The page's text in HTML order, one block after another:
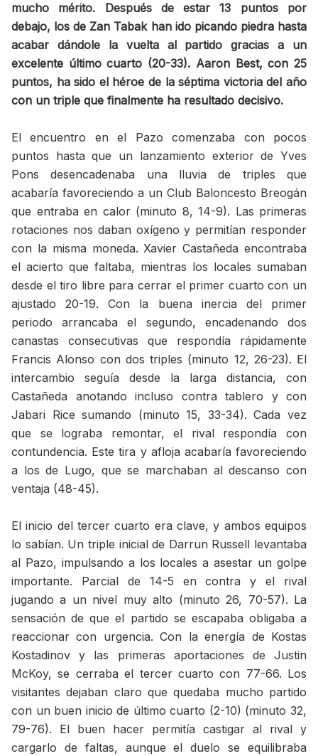
mucho mérito. Después de estar 13 puntos por
debajo, los de Zan Tabak han ido picando piedra hasta
acabar dándole la vuelta al partido gracias a un
excelente último cuarto (20-33). Aaron Best, con 25
puntos, ha sido el héroe de la séptima victoria del año
con un triple que finalmente ha resultado decisivo.
El encuentro en el Pazo comenzaba con pocos
puntos hasta que un lanzamiento exterior de Yves
Pons desencadenaba una lluvia de triples que
acabaría favoreciendo a un Club Baloncesto Breogán
que entraba en calor (minuto 8, 14-9). Las primeras
rotaciones nos daban oxígeno y permitían responder
con la misma moneda. Xavier Castañeda encontraba
el acierto que faltaba, mientras los locales sumaban
desde el tiro libre para cerrar el primer cuarto con un
ajustado 20-19. Con la buena inercia del primer
periodo arrancaba el segundo, encadenando dos
canastas consecutivas que respondía rápidamente
Francis Alonso con dos triples (minuto 12, 26-23). El
intercambio seguía desde la larga distancia, con
Castañeda anotando incluso contra tablero y con
Jabari Rice sumando (minuto 15, 33-34). Cada vez
que se lograba remontar, el rival respondía con
contundencia. Este tira y afloja acabaría favoreciendo
a los de Lugo, que se marchaban al descanso con
ventaja (48-45).
El inicio del tercer cuarto era clave, y ambos equipos
lo sabían. Un triple inicial de Darrun Russell levantaba
al Pazo, impulsando a los locales a asestar un golpe
importante. Parcial de 14-5 en contra y el rival
jugando a un nivel muy alto (minuto 26, 70-57). La
sensación de que el partido se escapaba obligaba a
reaccionar con urgencia. Con la energía de Kostas
Kostadinov y las primeras aportaciones de Justin
McKoy, se cerraba el tercer cuarto con 77-66. Los
visitantes dejaban claro que quedaba mucho partido
con un buen inicio de último cuarto (2-10) (minuto 32,
79-76). El buen hacer permitía castigar al rival y
cargarlo de faltas, aunque el duelo se equilibraba